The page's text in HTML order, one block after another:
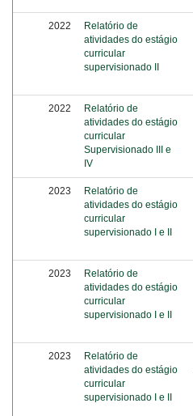
2022
Relatório de
atividades do estágio
curricular
supervisionado II
2022
Relatório de
atividades do estágio
curricular
Supervisionado III e
IV
2023
Relatório de
atividades do estágio
curricular
supervisionado I e II
2023
Relatório de
atividades do estágio
curricular
supervisionado I e II
2023
Relatório de
atividades do estágio
curricular
supervisionado I e II